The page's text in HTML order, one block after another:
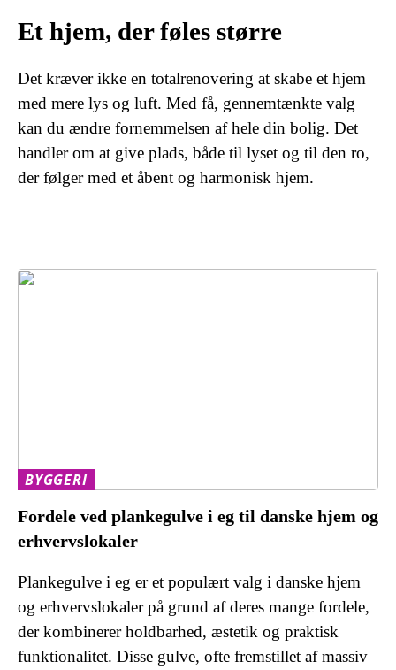
Et hjem, der føles større
Det kræver ikke en totalrenovering at skabe et hjem
med mere lys og luft. Med få, gennemtænkte valg
kan du ændre fornemmelsen af hele din bolig. Det
handler om at give plads, både til lyset og til den ro,
der følger med et åbent og harmonisk hjem.
BYGGERI
Fordele ved plankegulve i eg til danske hjem og
erhvervslokaler
Plankegulve i eg er et populært valg i danske hjem
og erhvervslokaler på grund af deres mange fordele,
der kombinerer holdbarhed, æstetik og praktisk
funktionalitet. Disse gulve, ofte fremstillet af massiv